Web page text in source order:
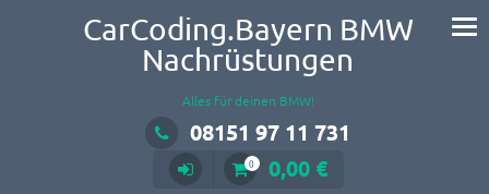
CarCoding.Bayern BMW
Nachrüstungen
Alles für deinen BMW!
08151 97 11 731
0 0,00 €